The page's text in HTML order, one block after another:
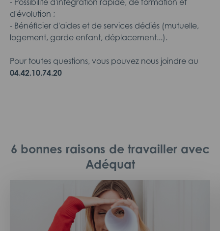
- Possibilité d'intégration rapide, de formation et
d'évolution ;
- Bénéficier d'aides et de services dédiés (mutuelle,
logement, garde enfant, déplacement...).
Pour toutes questions, vous pouvez nous joindre au
04.42.10.74.20
6 bonnes raisons de travailler avec
Adéquat